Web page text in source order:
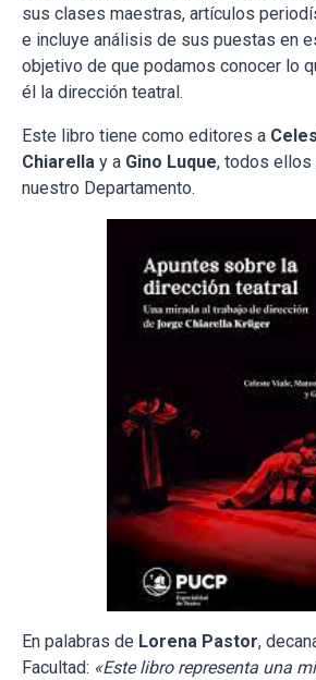
sus clases maestras, artículos
e incluye análisis de sus puestas en
objetivo de que podamos conocer lo
él la dirección teatral.
Este libro tiene como editores a
Chiarella y a Gino Luque, todos ellos
nuestro Departamento.
En palabras de Lorena Pastor,
Facultad: «Este libro representa una